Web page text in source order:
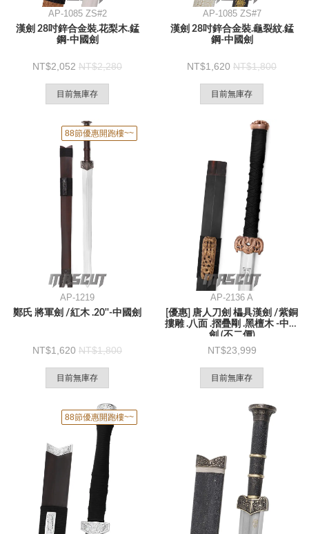
AP-1085 ZS#2
漢劍 28吋鋅合金裝.花梨木.錳
鋼-中國劍
2,052 2,280
目前無庫存
AP-1085 ZS#7
漢劍 28吋鋅合金裝.龜裂紋.錳
鋼-中國劍
1,620 1,800
目前無庫存
88節優惠開跑樓~~
AP-1219
鄭氏 將軍劍 /紅木 .20''-中國劍
1,620 1,800
目前無庫存
AP-2136 A
[優惠] 唐人刀劍 櫑具漢劍 /紫銅
摟雕 .八面 .摺疊剛 .黑檀木 -中國
劍 (不二價)
23,999
目前無庫存
88節優惠開跑樓~~